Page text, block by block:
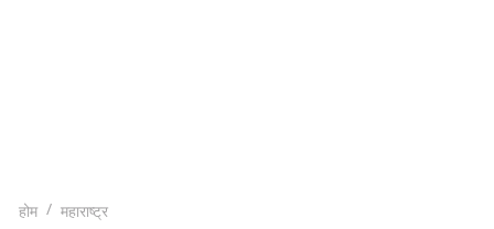
होम महाराष्ट्र